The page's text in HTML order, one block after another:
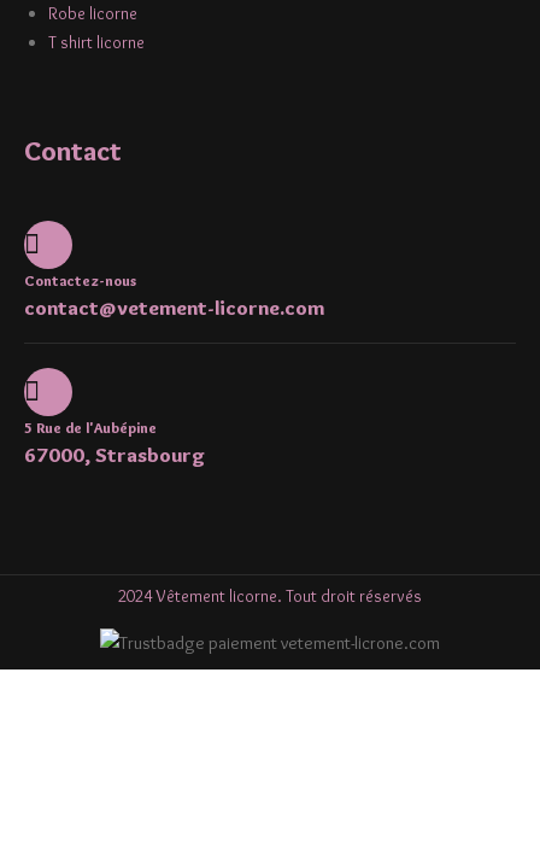
Robe licorne
T shirt licorne
Contact
Contactez-nous
contact@vetement-licorne.com
5 Rue de l'Aubépine
67000, Strasbourg
2024 Vêtement licorne. Tout droit réservés